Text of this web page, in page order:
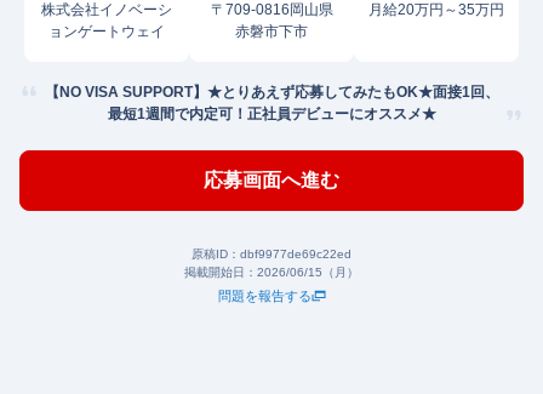
株式会社イノベーシ
ョンゲートウェイ
〒709-0816岡山県
赤磐市下市
月給20万円～35万円
【NO VISA SUPPORT】★とりあえず応募してみたもOK★面接1回、
最短1週間で内定可！正社員デビューにオススメ★
応募画面へ進む
原稿ID： dbf9977de69c22ed
掲載開始日： 2026/06/15（月）
問題を報告する